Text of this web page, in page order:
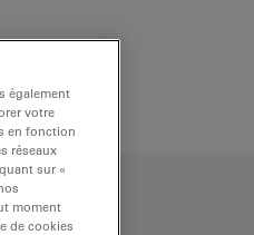
également
votre
en fonction
réseaux
sur «
moment
de cookies